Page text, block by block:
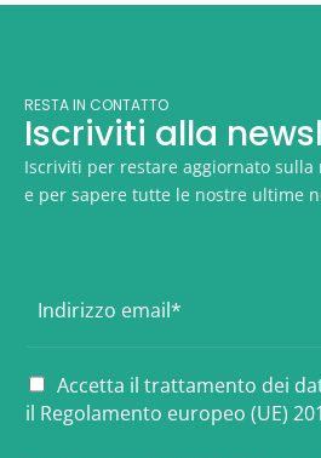
RESTA IN CONTATTO
Iscriviti alla
Iscriviti per restare aggiornato
e per sapere tutte le nostre ultime
m
i
l
*
P
r
Accetta il trattamento dei
il Regolamento europeo (UE)